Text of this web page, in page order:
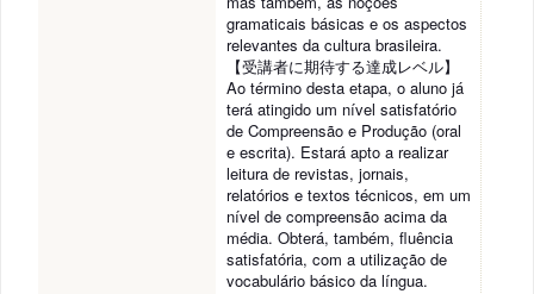
gramaticais básicas e os aspectos
relevantes da cultura brasileira.
【受講者に期待する達成レベル】
Ao término desta etapa, o aluno já
terá atingido um nível satisfatório
de Compreensão e Produção (oral
e escrita). Estará apto a realizar
leitura de revistas, jornais,
relatórios e textos técnicos, em um
nível de compreensão acima da
média. Obterá, também, fluência
satisfatória, com a utilização de
vocabulário básico da língua.